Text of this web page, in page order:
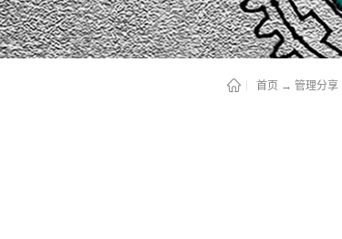
首页 → 管理分享